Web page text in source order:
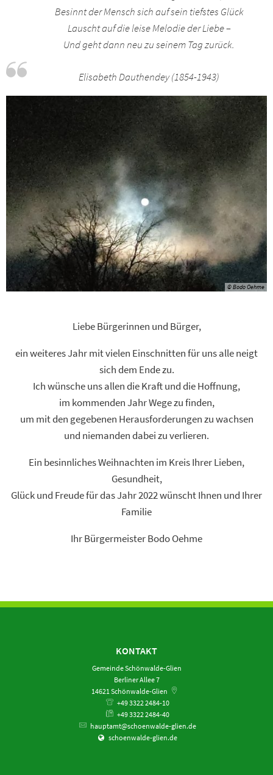
Besinnt der Mensch sich auf sein tiefstes Glück
Lauscht auf die leise Melodie der Liebe –
Und geht dann neu zu seinem Tag zurück.
Elisabeth Dauthendey (1854-1943)
© Bodo Oehme
Liebe Bürgerinnen und Bürger,
ein weiteres Jahr mit vielen Einschnitten für uns alle neigt
sich dem Ende zu.
Ich wünsche uns allen die Kraft und die Hoffnung,
im kommenden Jahr Wege zu finden,
um mit den gegebenen Herausforderungen zu wachsen
und niemanden dabei zu verlieren.
Ein besinnliches Weihnachten im Kreis Ihrer Lieben,
Gesundheit,
Glück und Freude für das Jahr 2022 wünscht Ihnen und Ihrer
Familie
Ihr Bürgermeister Bodo Oehme
KONTAKT
Gemeinde Schönwalde-Glien
Berliner Allee 7
14621Schönwalde-Glien
+49 3322 2484-10
+49 3322 2484-40
hauptamt@schoenwalde-glien.de
schoenwalde-glien.de